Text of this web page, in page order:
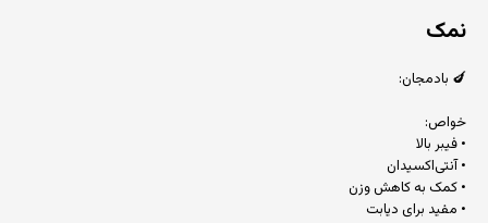
نمک
🍆 بادمجان:
خواص:
• فیبر بالا
• آنتی‌اکسیدان
• کمک به کاهش وزن
• مفید برای دیابت